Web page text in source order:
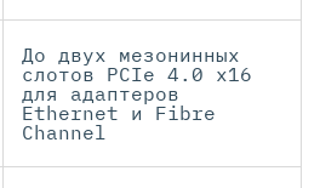
До двух мезонинных
слотов PCIe 4.0 x16
для адаптеров
Ethernet и Fibre
Channel